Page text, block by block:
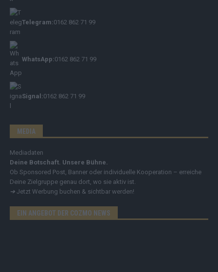
Telegram:0162 862 71 99
WhatsApp:0162 862 71 99
Signal:0162 862 71 99
MEDIA
Mediadaten
Deine Botschaft. Unsere Bühne.
Ob Sponsored Post, Banner oder individuelle Kooperation – erreiche
Deine Zielgruppe genau dort, wo sie aktiv ist.
➔ Jetzt Werbung buchen & sichtbar werden!
EIN ANGEBOT DER COZMO NEWS